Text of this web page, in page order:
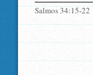
Salmos 34:15-22